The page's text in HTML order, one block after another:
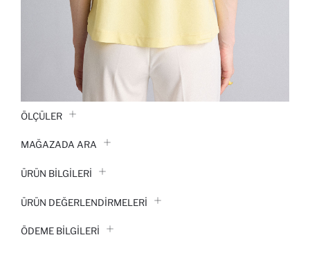
ÖLÇÜLER
MAĞAZADA ARA
ÜRÜN BILGILERI
ÜRÜN DEĞERLENDİRMELERİ
ÖDEME BİLGİLERİ